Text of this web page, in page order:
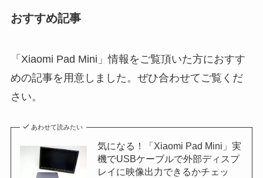
おすすめ記事
「Xiaomi Pad Mini」情報をご覧頂いた方におすす
めの記事を用意しました。ぜひ合わせてご覧くだ
さい。
あわせて読みたい
気になる！「Xiaomi Pad Mini」実
機でUSBケーブルで外部ディスプ
レイに映像出力できるかチェッ